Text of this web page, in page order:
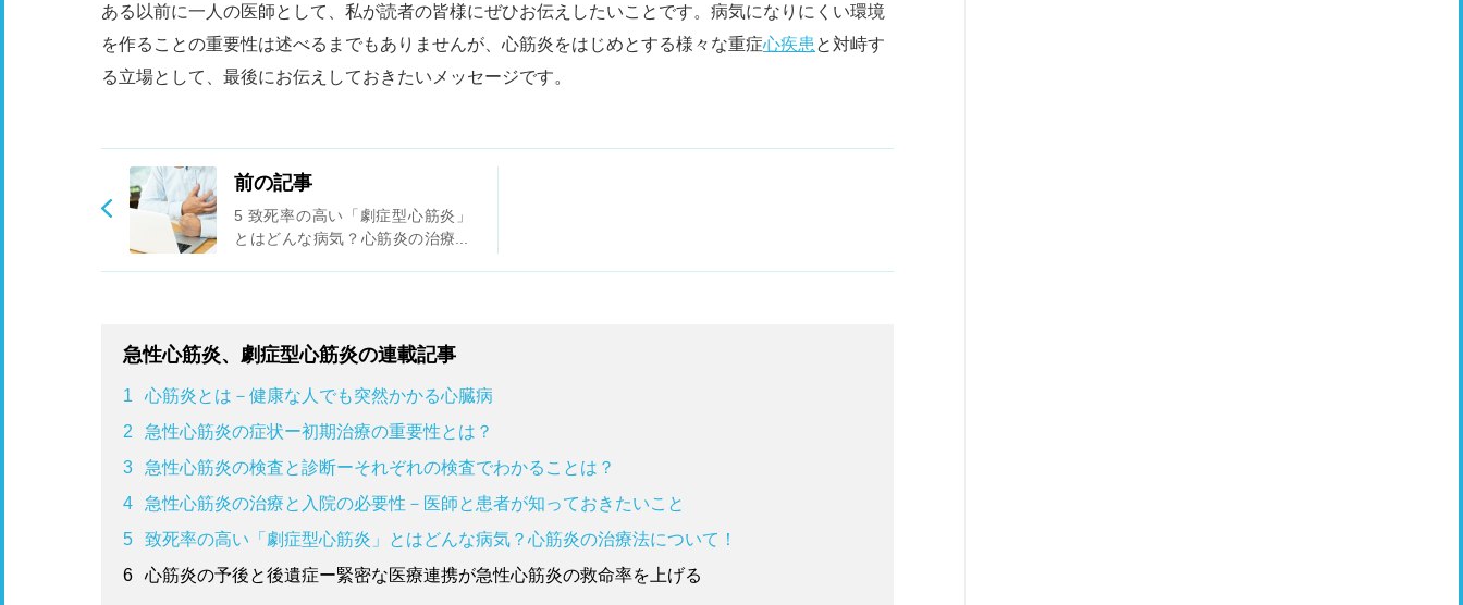
ある以前に一人の医師として、私が読者の皆様にぜひお伝えしたいことです。病気になりにくい環境
を作ることの重要性は述べるまでもありませんが、心筋炎をはじめとする様々な重症心疾患 と対峙す
る立場として、最後にお伝えしておきたいメッセージです。
前の記事
5 致死率の高い「劇症型心筋炎」
とはどんな病気？心筋炎の治療法
急性心筋炎、劇症型心筋炎の連載記事
1
心筋炎とは－健康な人でも突然かかる心臓病
2
急性心筋炎の症状ー初期治療の重要性とは？
3
急性心筋炎の検査と診断ーそれぞれの検査でわかることは？
4
急性心筋炎の治療と入院の必要性－医師と患者が知っておきたいこと
5
致死率の高い「劇症型心筋炎」とはどんな病気？心筋炎の治療法について！
6
心筋炎の予後と後遺症ー緊密な医療連携が急性心筋炎の救命率を上げる